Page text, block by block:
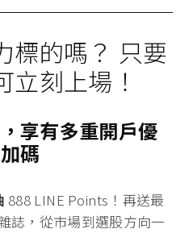
標的嗎？ 只要
刻上場！
享有多重開戶優
碼
888 LINE Points！ 再送最
誌 ，從市場到選股方向一